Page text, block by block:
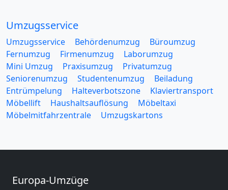
Umzugsservice
Umzugsservice Behördenumzug
Büroumzug
Fernumzug
Firmenumzug
Laborumzug
Mini Umzug
Praxisumzug
Privatumzug
Seniorenumzug
Studentenumzug
Beiladung
Entrümpelung
Halteverbotszone
Klaviertransport
Möbellift
Haushaltsauflösung
Möbeltaxi
Möbelmitfahrzentrale
Umzugskartons
Europa-Umzüge